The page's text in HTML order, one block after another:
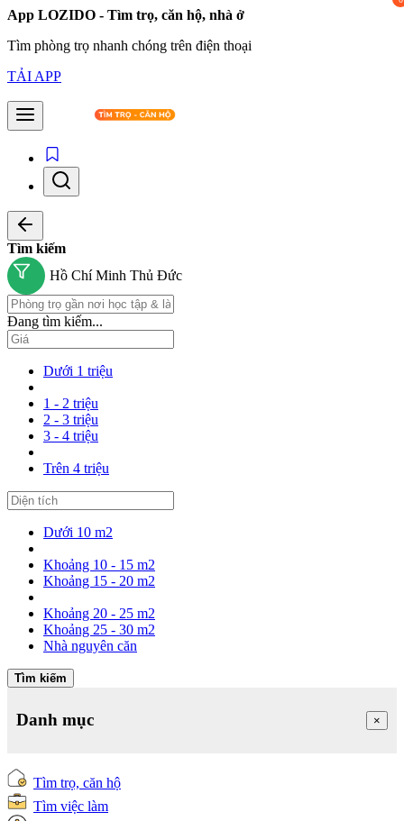
App LOZIDO - Tìm trọ, căn hộ, nhà ở
Tìm phòng trọ nhanh chóng trên điện thoại
TẢI APP
Tìm kiếm
Hồ Chí Minh Thủ Đức
Đang tìm kiếm...
Dưới 1 triệu
1 - 2 triệu
2 - 3 triệu
3 - 4 triệu
Trên 4 triệu
Dưới 10 m2
Khoảng 10 - 15 m2
Khoảng 15 - 20 m2
Khoảng 20 - 25 m2
Khoảng 25 - 30 m2
Nhà nguyên căn
Tìm kiếm
Danh mục ×
Tìm trọ, căn hộ
Tìm việc làm